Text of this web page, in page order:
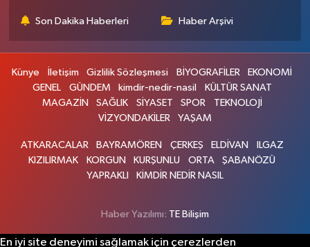
Son Dakika Haberleri Haber Arşivi
Künye İletişim Gizlilik Sözleşmesi BİYOGRAFİLER
EKONOMİ
GENEL
GÜNDEM kimdir-nedir-nasil
KÜLTÜR SANAT
MAGAZİN
SAĞLIK SİYASET SPOR
TEKNOLOJİ
VİZYONDAKİLER
YAŞAM
ATKARACALAR BAYRAMÖREN ÇERKEŞ ELDİVAN
ILGAZ
KIZILIRMAK
KORGUN KURŞUNLU ORTA
ŞABANÖZÜ
YAPRAKLI
KİMDİR NEDİR NASIL
Haber Yazılımı: TE Bilişim
En iyi site deneyimi sağlamak için çerezlerden